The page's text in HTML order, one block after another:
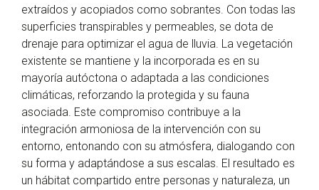
extraídos y acopiados como sobrantes. Con todas las
superficies transpirables y permeables, se dota de
drenaje para optimizar el agua de lluvia. La vegetación
existente se mantiene y la incorporada es en su
mayoría autóctona o adaptada a las condiciones
climáticas, reforzando la protegida y su fauna
asociada. Este compromiso contribuye a la
integración armoniosa de la intervención con su
entorno, entonando con su atmósfera, dialogando con
su forma y adaptándose a sus escalas. El resultado es
un hábitat compartido entre personas y naturaleza, un